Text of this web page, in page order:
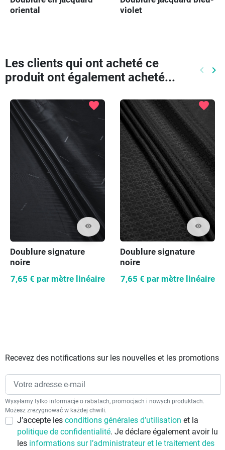
oriental
violet
Les clients qui ont acheté ce
produit ont également acheté...
keyboard_arrow_left keyboard_arrow_right
visibility
favorite
Doublure signature
noire
7,65 € par mètre linéaire
visibility
favorite
Doublure signature
noire
7,65 € par mètre linéaire
Recevez des notifications sur les nouvelles et les promotions
Wysyłamy tylko informacje o rabatach, promocjach i nowych produktach.
Możesz zrezygnować w każdej chwili.
J’accepte les conditions générales d’utilisation et la
politique de confidentialité. Je déclare également avoir lu
les informations sur l’administrateur et le traitement des